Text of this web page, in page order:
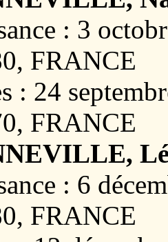
: 3
FRANCE
: 24
FRANCE
: 6
FRANCE